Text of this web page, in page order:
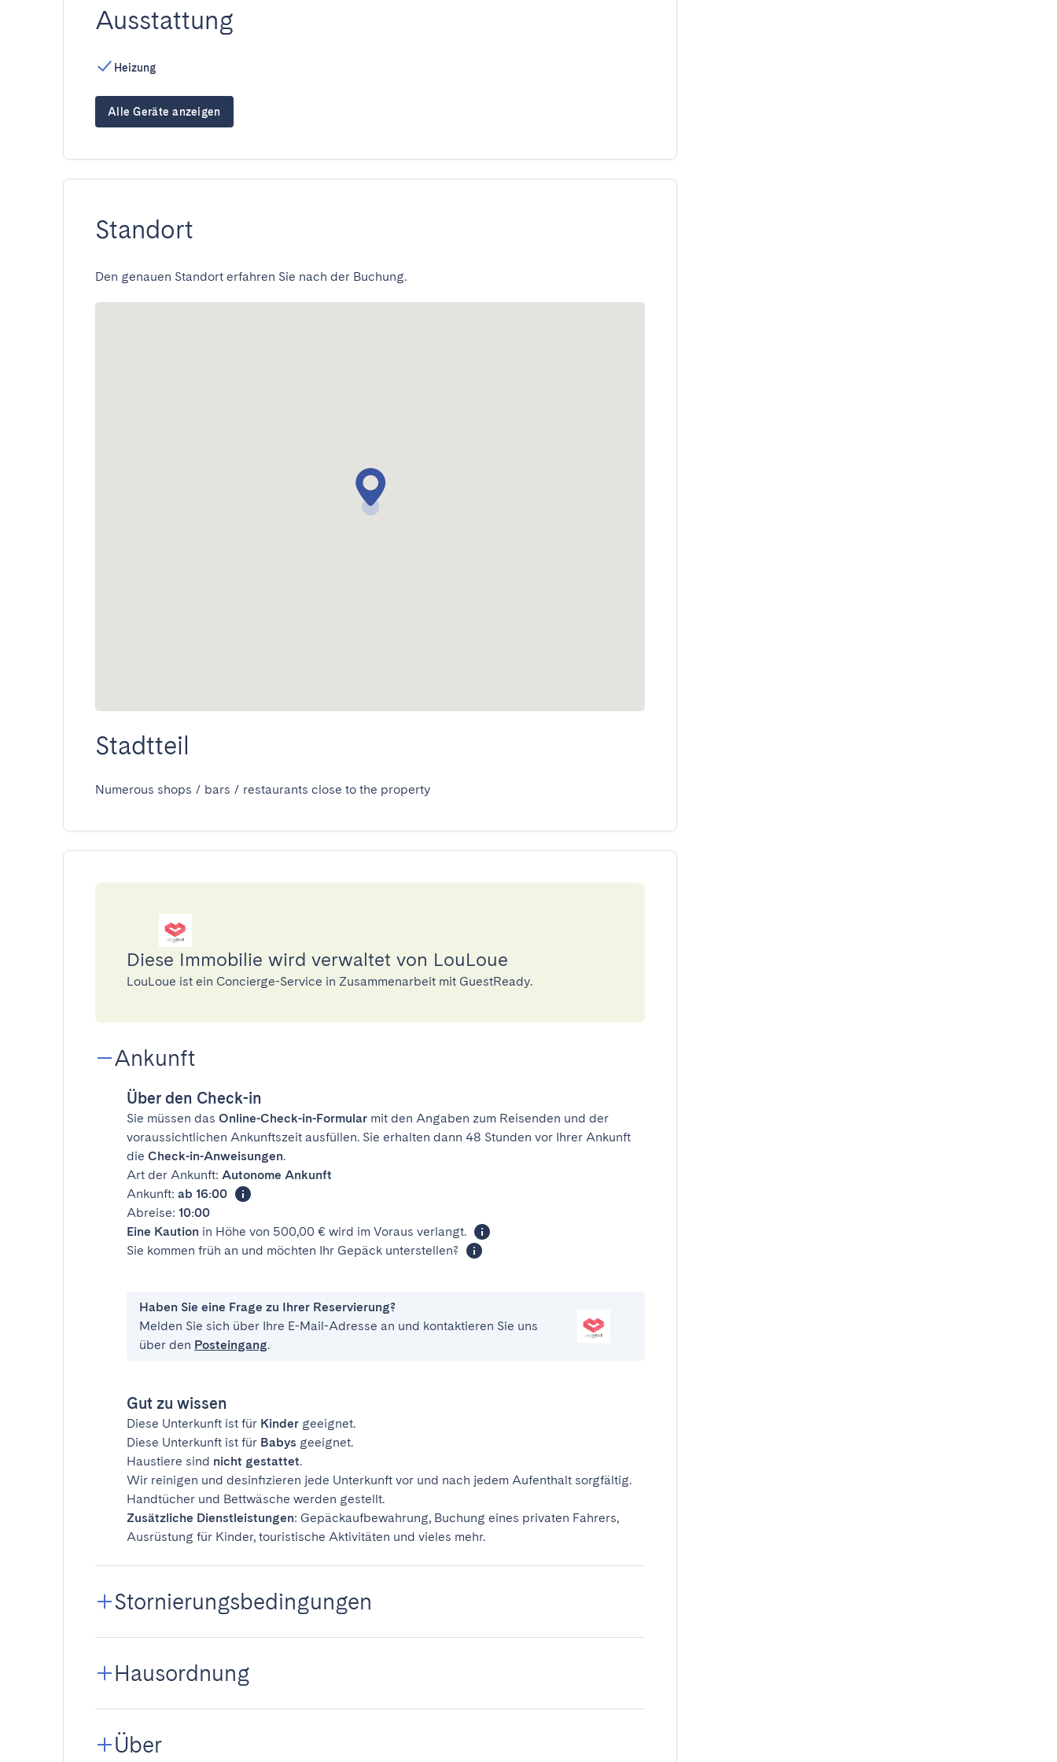
Ausstattung
Heizung
Alle Geräte anzeigen
Standort
Den genauen Standort erfahren Sie nach der Buchung.
Stadtteil
Numerous shops / bars / restaurants close to the property
Diese Immobilie wird verwaltet von LouLoue
LouLoue ist ein Concierge-Service in Zusammenarbeit mit GuestReady.
Ankunft
Über den Check-in
Sie müssen das Online-Check-in-Formular mit den Angaben zum Reisenden und der
voraussichtlichen Ankunftszeit ausfüllen. Sie erhalten dann 48 Stunden vor Ihrer Ankunft
die Check-in-Anweisungen.
Art der Ankunft: Autonome Ankunft
Ankunft: ab 16:00
Abreise: 10:00
Eine Kaution in Höhe von 500,00 € wird im Voraus verlangt.
Sie kommen früh an und möchten Ihr Gepäck unterstellen?
Haben Sie eine Frage zu Ihrer Reservierung?
Melden Sie sich über Ihre E-Mail-Adresse an und kontaktieren Sie uns
über den Posteingang.
Gut zu wissen
Diese Unterkunft ist für Kinder geeignet.
Diese Unterkunft ist für Babys geeignet.
Haustiere sind nicht gestattet.
Wir reinigen und desinfizieren jede Unterkunft vor und nach jedem Aufenthalt sorgfältig.
Handtücher und Bettwäsche werden gestellt.
Zusätzliche Dienstleistungen: Gepäckaufbewahrung, Buchung eines privaten Fahrers,
Ausrüstung für Kinder, touristische Aktivitäten und vieles mehr.
Stornierungsbedingungen
Hausordnung
Über